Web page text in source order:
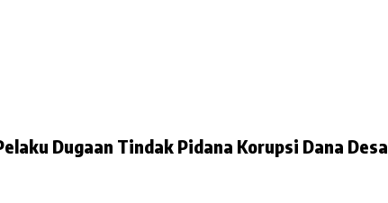
Amankan Dua Pelaku Dugaan Tindak Pidana Korupsi Dana Desa